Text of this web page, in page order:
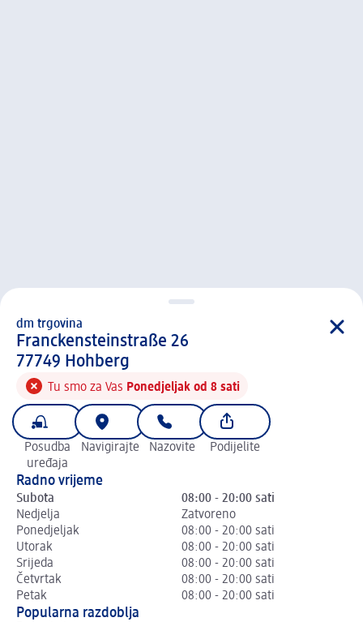
d m trgovina
dm trgovina
Franckensteinstraße 26
7 7 7 4 9
77749 Hohberg
Tu smo za Vas Ponedjeljak od 8 sati
Posudba
uređaja
Navigirajte Nazovite Podijelite
Radno vrijeme
Subota
08:00 - 20:00 sati
Nedjelja
Zatvoreno
Ponedjeljak
08:00 - 20:00 sati
Utorak
08:00 - 20:00 sati
Srijeda
08:00 - 20:00 sati
Četvrtak
08:00 - 20:00 sati
Petak
08:00 - 20:00 sati
Popularna razdoblja